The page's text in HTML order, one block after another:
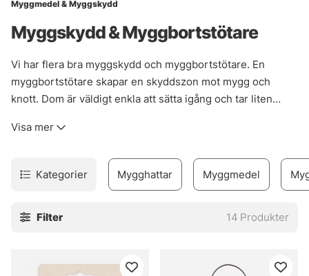
Myggmedel & Myggskydd
Myggskydd & Myggbortstötare
Vi har flera bra myggskydd och myggbortstötare. En
myggbortstötare skapar en skyddszon mot mygg och
knott. Dom är väldigt enkla att sätta igång och tar liten
inte vill spraya eller smörja in dig med myggmedel och har
Visa mer
Kategorier Mygghattar Myggmedel
Filter 14 Produkter